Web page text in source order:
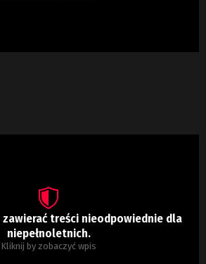
treści nieodpowiednie dla
niepełnoletnich.
Kliknij by zobaczyć wpis